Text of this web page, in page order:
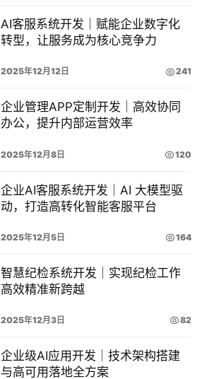
AI客服系统开发｜赋能企业数字化
转型，让服务成为核心竞争力
2025年12月12日 241
企业管理APP定制开发｜高效协同
办公，提升内部运营效率
2025年12月8日 120
企业AI客服系统开发｜AI 大模型驱
动，打造高转化智能客服平台
2025年12月5日 164
智慧纪检系统开发｜实现纪检工作
高效精准新跨越
2025年12月3日 82
企业级AI应用开发｜技术架构搭建
与高可用落地全方案